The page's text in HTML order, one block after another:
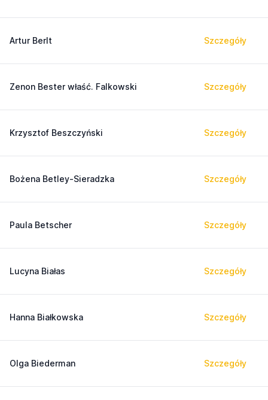
Artur Berlt Szczegóły
Zenon Bester właść. Falkowski Szczegóły
Krzysztof Beszczyński Szczegóły
Bożena Betley-Sieradzka Szczegóły
Paula Betscher Szczegóły
Lucyna Białas Szczegóły
Hanna Białkowska Szczegóły
Olga Biederman Szczegóły